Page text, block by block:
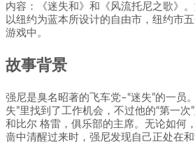
内容：《迷失和》和《风流托尼之歌》
以纽约为蓝本所设计的自由市，纽约市
游戏中。
故事背景
强尼是臭名昭著的飞车党–“迷失”的一员
失”里找到了工作机会，不过他的“第一
和比尔 格雷，俱乐部的主席。无论如何
啬中清醒过来时，强尼发现自己正处在